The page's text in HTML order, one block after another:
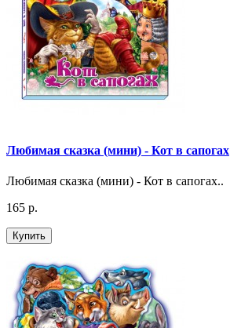
Любимая сказка (мини) - Кот в сапогах
Любимая сказка (мини) - Кот в сапогах..
165 р.
Купить